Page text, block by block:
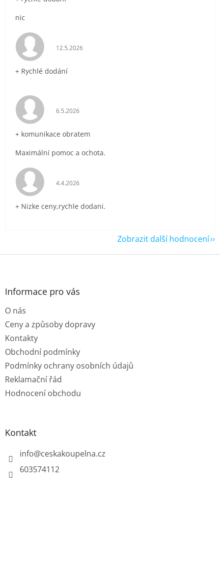
nic
Hodnocení obchodu je 5 z 5 hvězdiček.
12.5.2026
+ Rychlé dodání
Hodnocení obchodu je 5 z 5 hvězdiček.
6.5.2026
+ komunikace obratem
Maximální pomoc a ochota.
Hodnocení obchodu je 5 z 5 hvězdiček.
4.4.2026
+ Nizke ceny,rychle dodani.
Zobrazit další hodnocení
Z
Informace pro vás
O nás
Ceny a způsoby dopravy
Kontakty
Obchodní podmínky
Podmínky ochrany osobních údajů
Reklamační řád
Hodnocení obchodu
Kontakt
info@ceskakoupelna.cz
603574112